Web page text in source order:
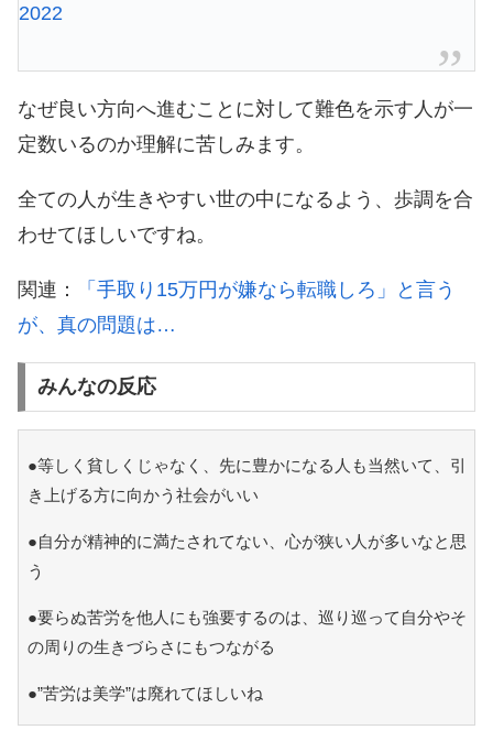
2022
なぜ良い方向へ進むことに対して難色を示す人が一
定数いるのか理解に苦しみます。
全ての人が生きやすい世の中になるよう、歩調を合
わせてほしいですね。
関連：
「手取り15万円が嫌なら転職しろ」と言う
が、真の問題は…
みんなの反応
●等しく貧しくじゃなく、先に豊かになる人も当然いて、引
き上げる方に向かう社会がいい
●自分が精神的に満たされてない、心が狭い人が多いなと思
う
●要らぬ苦労を他人にも強要するのは、巡り巡って自分やそ
の周りの生きづらさにもつながる
●”苦労は美学”は廃れてほしいね